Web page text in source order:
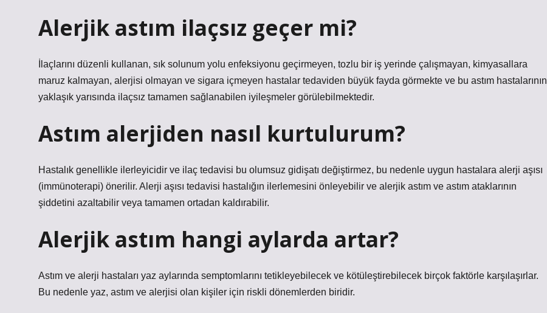
Alerjik astım ilaçsız geçer mi?
İlaçlarını düzenli kullanan, sık solunum yolu enfeksiyonu geçirmeyen, tozlu bir iş yerinde çalışmayan, kimyasallara
maruz kalmayan, alerjisi olmayan ve sigara içmeyen hastalar tedaviden büyük fayda görmekte ve bu astım hastalarının
yaklaşık yarısında ilaçsız tamamen sağlanabilen iyileşmeler görülebilmektedir.
Astım alerjiden nasıl kurtulurum?
Hastalık genellikle ilerleyicidir ve ilaç tedavisi bu olumsuz gidişatı değiştirmez, bu nedenle uygun hastalara alerji aşısı
(immünoterapi) önerilir. Alerji aşısı tedavisi hastalığın ilerlemesini önleyebilir ve alerjik astım ve astım ataklarının
şiddetini azaltabilir veya tamamen ortadan kaldırabilir.
Alerjik astım hangi aylarda artar?
Astım ve alerji hastaları yaz aylarında semptomlarını tetikleyebilecek ve kötüleştirebilecek birçok faktörle karşılaşırlar.
Bu nedenle yaz, astım ve alerjisi olan kişiler için riskli dönemlerden biridir.